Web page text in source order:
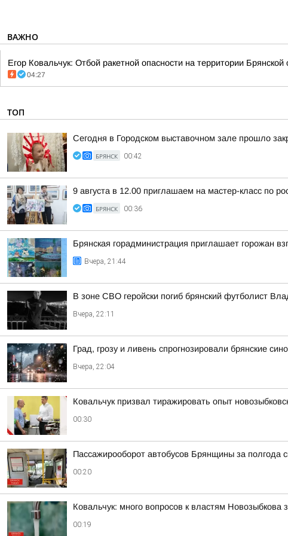
ВАЖНО
Егор Ковальчук: Отбой ракетной опасности на территории Брянской
04:27
ТОП
Сегодня в Городском выставочном зале прошло
БРЯНСК 00:42
9 августа в 12.00 приглашаем на мастер-класс по
БРЯНСК 00:36
Брянская горадминистрация приглашает горожан
Вчера, 21:44
В зоне СВО геройски погиб брянский футболист
Вчера, 22:11
Град, грозу и ливень спрогнозировали брянские
Вчера, 22:04
Ковальчук призвал тиражировать опыт
00:30
Пассажирооборот автобусов Брянщины за полгода
00:20
Ковальчук: много вопросов к властям Новозыбкова
00:19